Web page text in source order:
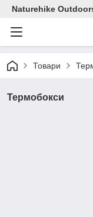
Naturehike
Товари
Термобокси